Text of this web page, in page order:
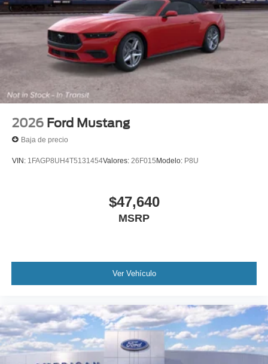
2026 Ford Mustang
Baja de precio
VIN: 1FAGP8UH4T5131454Valores: 26F015Modelo: P8U
$47,640
MSRP
Ver Vehículo